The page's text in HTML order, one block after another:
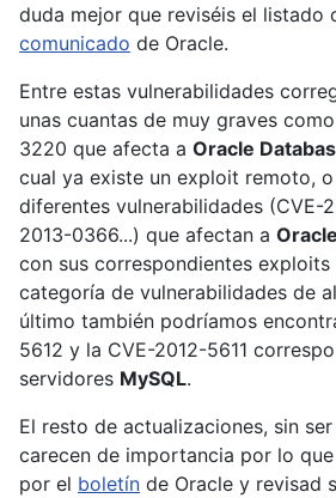
duda mejor que reviséis el listado
comunicado de Oracle.
Entre estas vulnerabilidades
unas cuantas de muy graves
3220 que afecta a Oracle
cual ya existe un exploit remoto,
diferentes vulnerabilidades (CVE-
2013-0366...) que afectan a
con sus correspondientes exploits
categoría de vulnerabilidades de
último también podríamos
5612 y la CVE-2012-5611
servidores MySQL.
El resto de actualizaciones, sin
carecen de importancia por lo
por el boletín de Oracle y revisad